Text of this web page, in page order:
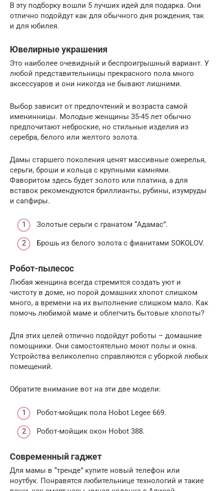
В эту подборку вошли 5 лучших идей для подарка. Они
отлично подойдут как для обычного дня рождения, так
и для юбилея.
Ювелирные украшения
Это наиболее очевидный и беспроигрышный вариант. У
любой представительницы прекрасного пола много
аксессуаров и они никогда не бывают лишними.
Выбор зависит от предпочтений и возраста самой
именинницы. Молодые женщины 35-45 лет обычно
предпочитают неброские, но стильные изделия из
серебра, белого или желтого золота.
Дамы старшего поколения ценят массивные ожерелья,
серьги, броши и кольца с крупными камнями.
Фаворитом здесь будет золото или платина, а для
вставок рекомендуются бриллианты, рубины, изумруды
и сапфиры.
Золотые серьги с гранатом “Адамас”.
Брошь из белого золота с фианитами SOKOLOV.
Робот-пылесос
Любая женщина всегда стремится создать уют и
чистоту в доме, но порой домашних хлопот слишком
много, а времени на их выполнение слишком мало. Как
помочь любимой маме и облегчить бытовые хлопоты?
Для этих целей отлично подойдут роботы – домашние
помощники. Они самостоятельно моют полы и окна.
Устройства великолепно справляются с уборкой любых
помещений.
Обратите внимание вот на эти две модели:
Робот-мойщик пола Hobot Legee 669.
Робот-мойщик окон Hobot 388.
Современный гаджет
Для мамы в “тренде” купите новый телефон или
ноутбук. Понравятся любительнице технологий и такие